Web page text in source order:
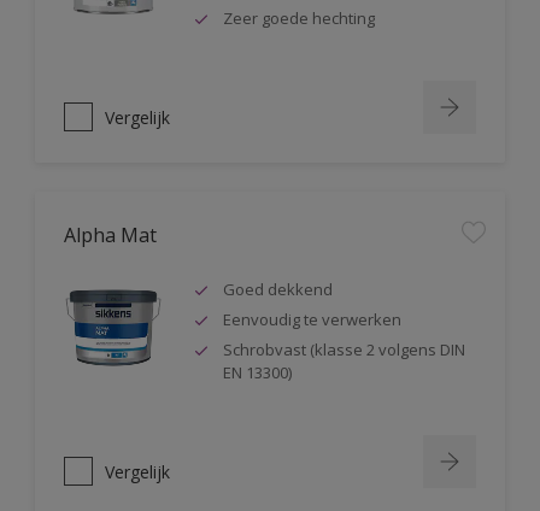
Zeer goede hechting
Vergelijk
Alpha Mat
Goed dekkend
Eenvoudig te verwerken
Schrobvast (klasse 2 volgens DIN
EN 13300)
Vergelijk